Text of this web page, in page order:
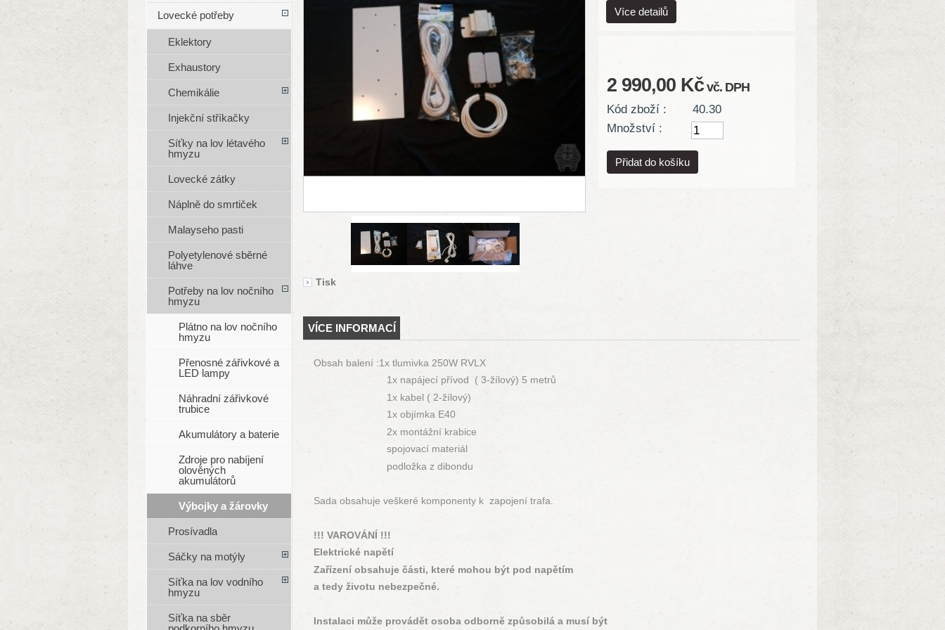
Tisk
Více detailů
2 990,00 Kčvč. DPH
Kód zboží :
40.30
Množství :
VÍCE INFORMACÍ
Obsah balení :1x tlumivka 250W RVLX
1x napájecí přívod ( 3-žílový) 5 metrů
1x kabel ( 2-žílový)
1x objímka E40
2x montážní krabice
spojovací materiál
podložka z dibondu
Sada obsahuje veškeré komponenty k zapojení trafa.
!!! VAROVÁNÍ !!!
Elektrické napětí
Zařízení obsahuje části, které mohou být pod napětím
a tedy životu nebezpečné.
Instalaci může provádět osoba odborně způsobilá a musí být
Lovecké potřeby
Eklektory
Exhaustory
Chemikálie
Injekční stříkačky
Síťky na lov létavého
hmyzu
Lovecké zátky
Náplně do smrtiček
Malayseho pasti
Polyetylenové sběrné
láhve
Potřeby na lov nočního
hmyzu
Plátno na lov nočního
hmyzu
Přenosné zářivkové a
LED lampy
Náhradní zářivkové
trubice
Akumulátory a baterie
Zdroje pro nabíjení
olověných
akumulátorů
Výbojky a žárovky
Prosívadla
Sáčky na motýly
Síťka na lov vodního
hmyzu
Síťka na sběr